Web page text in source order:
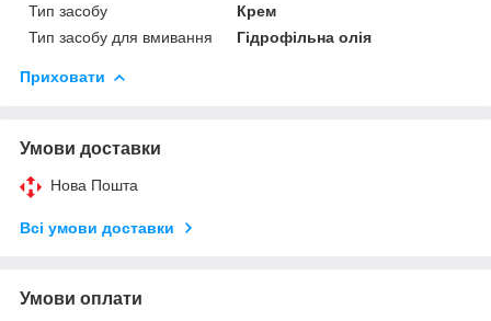
Тип засобу
Крем
Тип засобу для вмивання
Гідрофільна олія
Приховати
Умови доставки
Нова Пошта
Всі умови доставки
Умови оплати